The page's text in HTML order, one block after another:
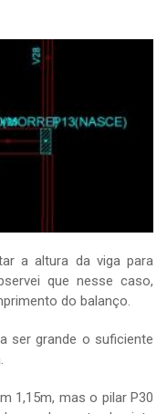
a altura da viga para
que nesse caso,
do balanço.
ser grande o suficiente
1,15m, mas o pilar P30